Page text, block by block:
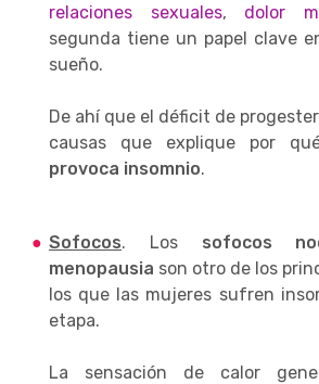
relaciones sexuales, dolor
segunda tiene un papel clave
sueño.
De ahí que el déficit de
causas que explique por
provoca insomnio.
Sofocos. Los sofocos
menopausia son otro de los
los que las mujeres sufren
etapa.
La sensación de calor